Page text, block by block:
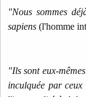
"Nous sommes
sapiens (l'homme
"Ils sont eux-
inculquée par ceux